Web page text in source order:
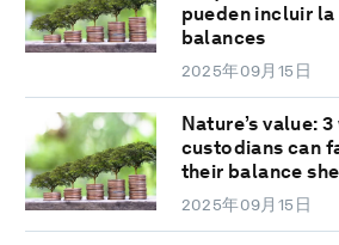
pueden incluir
balances
2025年09月15日
Nature’s value:
custodians can
their balance
2025年09月15日